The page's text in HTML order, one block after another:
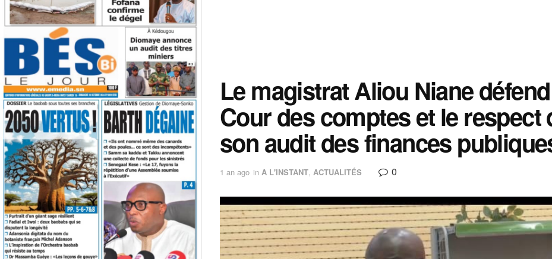
Le magistrat Aliou Niane
Cour des comptes et le
son audit des finances
1 an ago in A L'INSTANT, ACTUALITÉS 0